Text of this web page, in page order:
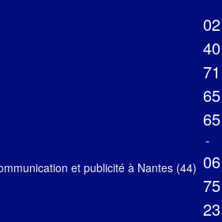
et publicité à Nantes (44)
02
40
71
65
65
-
06
75
23